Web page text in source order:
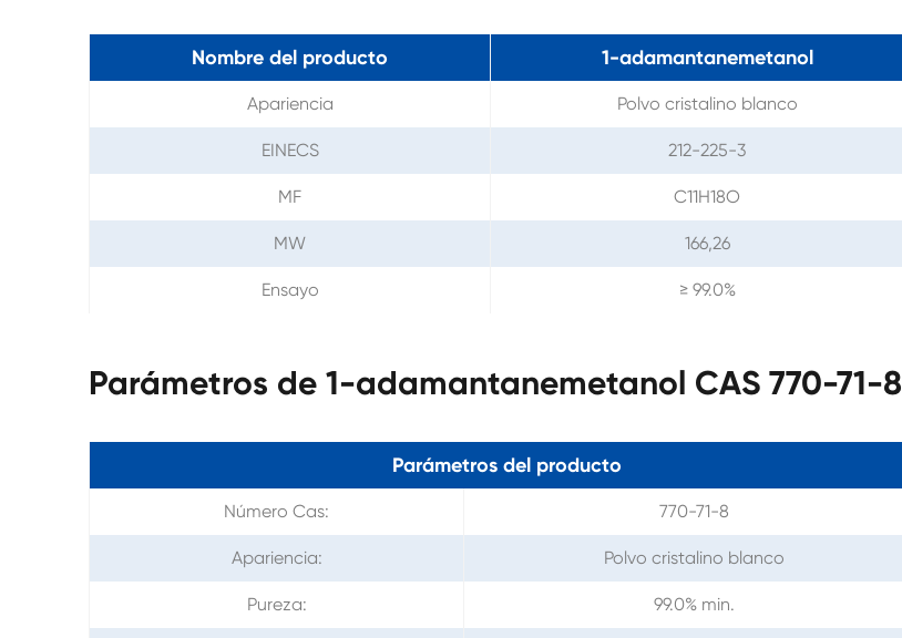
Nombre del producto 1-adamantanemetanol
Apariencia Polvo cristalino blanco
EINECS 212-225-3
MF C11H18O
MW 166,26
Ensayo ≥ 99.0%
Parámetros de 1-adamantanemetanol CAS 770-71-8
Parámetros del producto
Número Cas: 770-71-8
Apariencia: Polvo cristalino blanco
Pureza: 99.0% min.